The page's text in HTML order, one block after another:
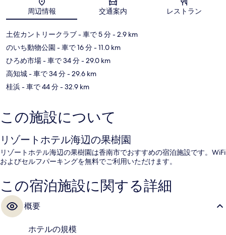
地図
周辺情報 交通案内 レストラン
土佐カントリークラブ- 車で 5 分- 2.9 km
のいち動物公園 - 車で 16 分- 11.0 km
ひろめ市場- 車で 34 分- 29.0 km
高知城- 車で 34 分- 29.6 km
桂浜- 車で 44 分- 32.9 km
この施設について
リゾートホテル海辺の果樹園
リゾートホテル海辺の果樹園は香南市でおすすめの宿泊施設です。WiFi
およびセルフパーキングを無料でご利用いただけます。
この宿泊施設に関する詳細
概要
ホテルの規模